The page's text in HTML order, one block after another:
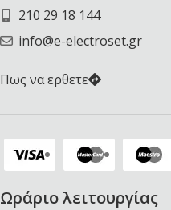
210 29 18 144
info@e-electroset.gr
Πως να ερθετε
Ωράριο λειτουργίας